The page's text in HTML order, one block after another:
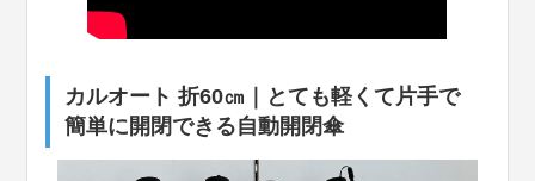
カルオート 折60㎝｜とても軽くて片手で
簡単に開閉できる自動開閉傘